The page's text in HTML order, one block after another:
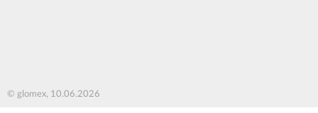
© glomex, 10.06.2026